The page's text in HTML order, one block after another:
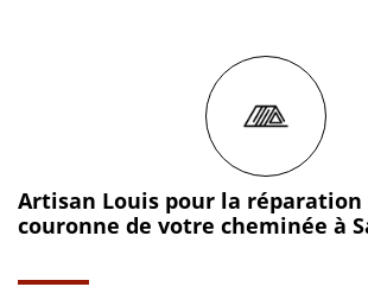
Artisan Louis pour la réparation
couronne de votre cheminée à